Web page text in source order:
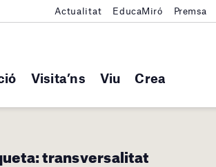
Visita’ns Viu Crea
Actualitat EducaMiró Premsa
transversalitat